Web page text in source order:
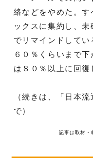
絡などをやめた。す
ックスに集約し、未
でリマインドして
６０％くらいまで
は８０％以上に回復
（続きは、「日本
で）
記事は取材・